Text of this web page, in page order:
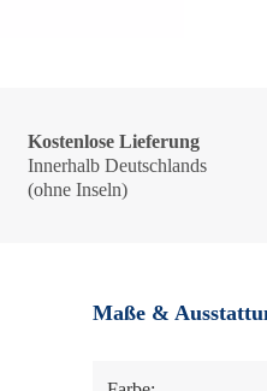
Kostenlose Lieferung
Innerhalb Deutschlands
(ohne Inseln)
Maße &